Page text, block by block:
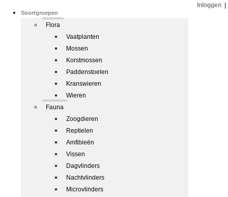
Soortgroepen
Flora
Vaatplanten
Mossen
Korstmossen
Paddenstoelen
Kranswieren
Wieren
Fauna
Zoogdieren
Reptielen
Amfibieën
Vissen
Dagvlinders
Nachtvlinders
Microvlinders
Inloggen